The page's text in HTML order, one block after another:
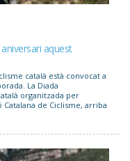
aquest
català està convocat a
La Diada
organitzada per
de Ciclisme, arriba